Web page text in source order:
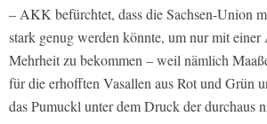
– AKK befürchtet, dass die Sachsen-Union
stark genug werden könnte, um nur mit
Mehrheit zu bekommen – weil nämlich
für die erhofften Vasallen aus Rot und Grün
das Pumuckl unter dem Druck der durchaus